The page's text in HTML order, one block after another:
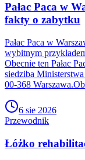
Pałac Paca w
fakty o zabytku
Pałac Paca w
wybitnym
Obecnie ten Pałac
siedziba
00-368
6 sie 2026
Przewodnik
Łóżko